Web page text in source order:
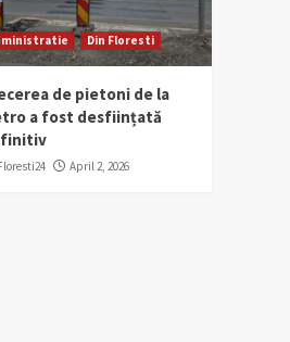
Din Floresti
de pietoni de la
a fost desființată
April 2, 2026